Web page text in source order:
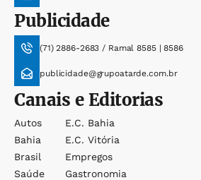
Publicidade
(71) 2886-2683 / Ramal 8585 | 8586
publicidade@grupoatarde.com.br
Canais e Editorias
Autos
Bahia
Brasil
Saúde
E.c. Bahia
E.c. Vitória
Empregos
Gastronomia